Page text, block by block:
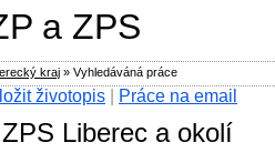
Liberec a okolí
a ZPS
životopis Práce na email
kraj » Vyhledáváná práce